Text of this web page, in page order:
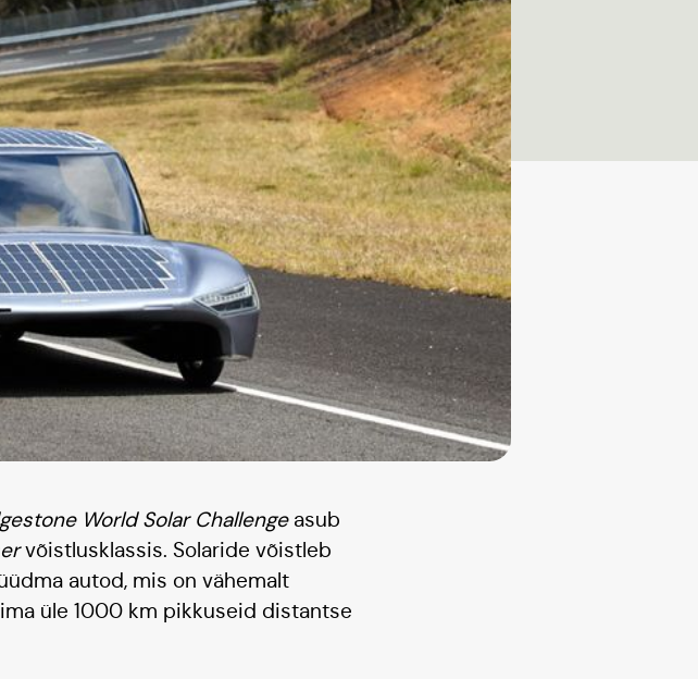
World Solar Challengeasub
võistlusklassis. Solaride võistleb
autod, mis on vähemalt
üle 1000 km pikkuseid distantse